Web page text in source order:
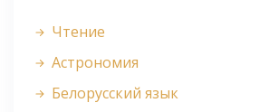
Чтение
Астрономия
Белорусский язык